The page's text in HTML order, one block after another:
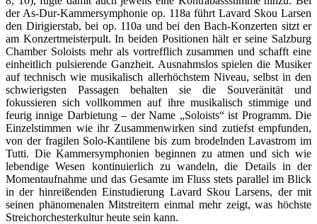
der As-Dur-Kammersymphonie op. 118a führt Lavard Skou Larsen
den Dirigierstab, bei op. 110a und bei den Bach-Konzerten sitzt er
am Konzertmeisterpult. In beiden Positionen hält er seine Salzburg
Chamber Soloists mehr als vortrefflich zusammen und schafft eine
einheitlich pulsierende Ganzheit. Ausnahmslos spielen die Musiker
auf technisch wie musikalisch allerhöchstem Niveau, selbst in den
schwierigsten Passagen behalten sie die Souveränität und
fokussieren sich vollkommen auf ihre musikalisch stimmige und
feurig innige Darbietung – der Name „Soloists“ ist Programm. Die
Einzelstimmen wie ihr Zusammenwirken sind zutiefst empfunden,
von der fragilen Solo-Kantilene bis zum brodelnden Lavastrom im
Tutti. Die Kammersymphonien beginnen zu atmen und sich wie
lebendige Wesen kontinuierlich zu wandeln, die Details in der
Momentaufnahme und das Gesamte im Fluss stets parallel im Blick
in der hinreißenden Einstudierung Lavard Skou Larsens, der mit
seinen phänomenalen Mitstreitern einmal mehr zeigt, was höchste
Streichorchesterkultur heute sein kann.